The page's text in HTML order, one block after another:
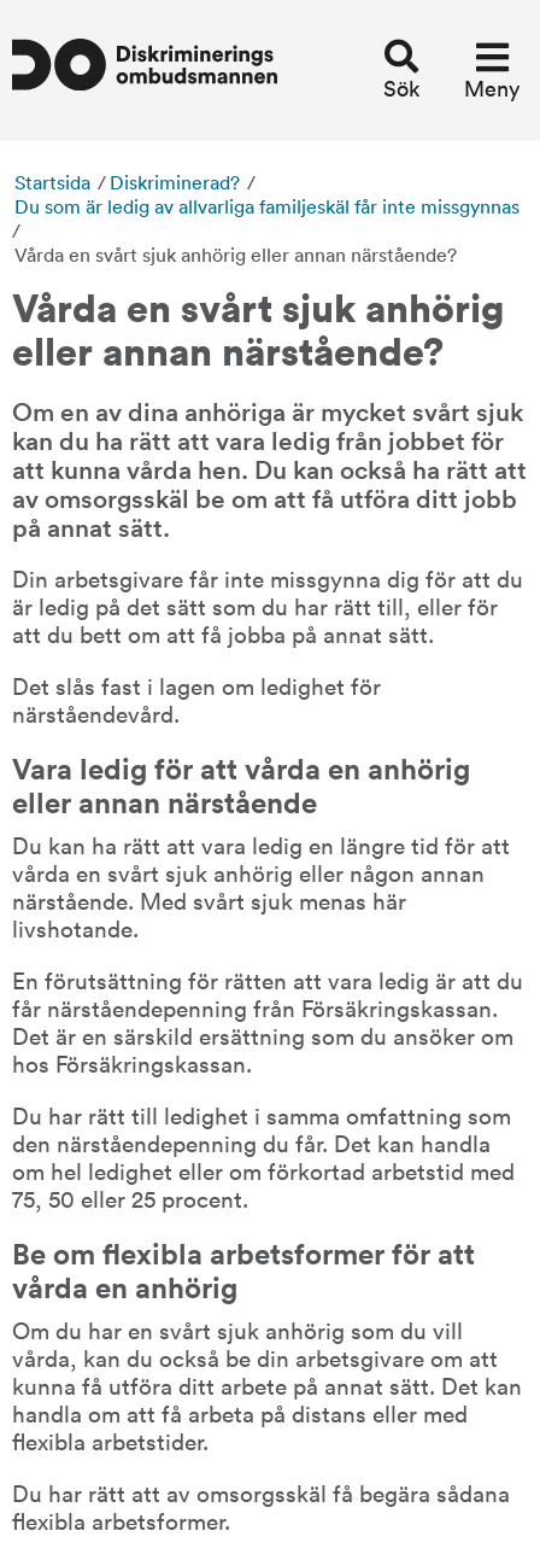
Sök Meny
Startsida / Diskriminerad? /
Du som är ledig av allvarliga familjeskäl får inte missgynnas
/
Vårda en svårt sjuk anhörig eller annan närstående?
Vårda en svårt sjuk anhörig
eller annan närstående?
Om en av dina anhöriga är mycket svårt sjuk
kan du ha rätt att vara ledig från jobbet för
att kunna vårda hen. Du kan också ha rätt att
av omsorgsskäl be om att få utföra ditt jobb
på annat sätt.
Din arbetsgivare får inte missgynna dig för att du
är ledig på det sätt som du har rätt till, eller för
att du bett om att få jobba på annat sätt.
Det slås fast i lagen om ledighet för
närståendevård.
Vara ledig för att vårda en anhörig
eller annan närstående
Du kan ha rätt att vara ledig en längre tid för att
vårda en svårt sjuk anhörig eller någon annan
närstående. Med svårt sjuk menas här
livshotande.
En förutsättning för rätten att vara ledig är att du
får närståendepenning från Försäkringskassan.
Det är en särskild ersättning som du ansöker om
hos Försäkringskassan.
Du har rätt till ledighet i samma omfattning som
den närståendepenning du får. Det kan handla
om hel ledighet eller om förkortad arbetstid med
75, 50 eller 25 procent.
Be om flexibla arbetsformer för att
vårda en anhörig
Om du har en svårt sjuk anhörig som du vill
vårda, kan du också be din arbetsgivare om att
kunna få utföra ditt arbete på annat sätt. Det kan
handla om att få arbeta på distans eller med
flexibla arbetstider.
Du har rätt att av omsorgsskäl få begära sådana
flexibla arbetsformer.